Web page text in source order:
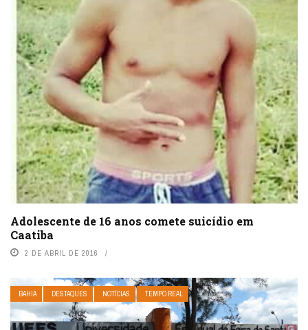
Adolescente de 16 anos comete suicídio em
Caatiba
2 DE ABRIL DE 2016
BAHIA DESTAQUES NOTÍCIAS TEMPO REAL